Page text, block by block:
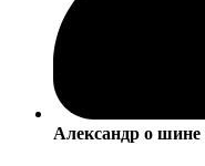
Александр о шине